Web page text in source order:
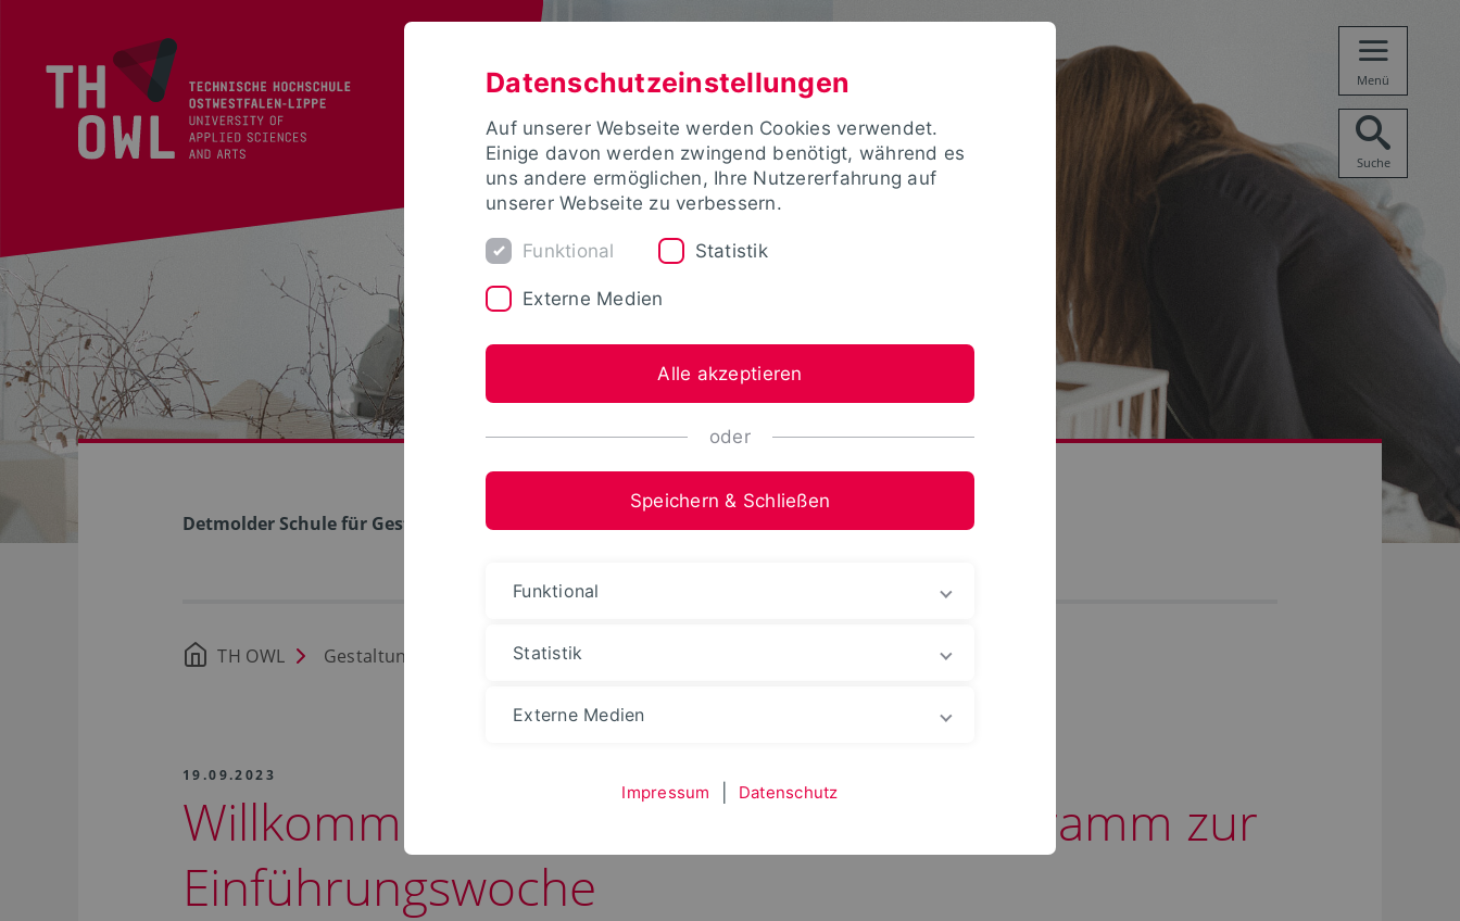
Menü
Suche
Detmolder Schule für Gestaltung
TH OWL Gestaltung
19.09.2023
Willkommen an der TH OWL! Das Programm zur
Einführungswoche
Datenschutzeinstellungen
Auf unserer Webseite werden Cookies verwendet.
Einige davon werden zwingend benötigt, während es
uns andere ermöglichen, Ihre Nutzererfahrung auf
unserer Webseite zu verbessern.
Funktional Statistik
Externe Medien
Alle akzeptieren
oder
Speichern & Schließen
Funktional
Statistik
Externe Medien
Impressum Datenschutz